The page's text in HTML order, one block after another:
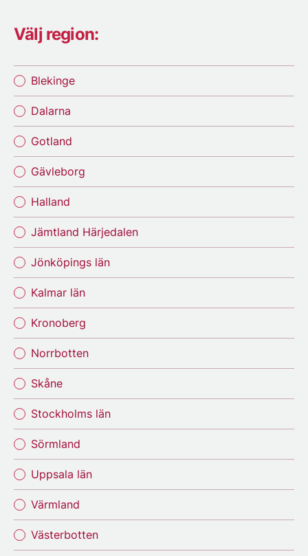
Välj region:
Blekinge
Dalarna
Gotland
Gävleborg
Halland
Jämtland Härjedalen
Jönköpings län
Kalmar län
Kronoberg
Norrbotten
Skåne
Stockholms län
Sörmland
Uppsala län
Värmland
Västerbotten